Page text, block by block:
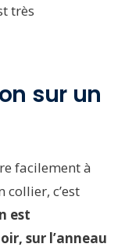
très
sur un
facilement à
collier, c’est
est
sur l’anneau